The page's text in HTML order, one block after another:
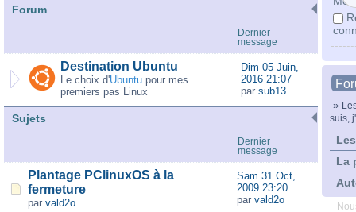
»
suis,
La
Forum
Dernier
message
Destination Ubuntu
Le choix d'Ubuntu pour mes
premiers pas Linux
Dim 05 Juin,
2016 21:07
par sub13
Sujets
Dernier
message
Plantage PClinuxOS à la
fermeture
par vald2o
Sam 31 Oct,
2009 23:20
par vald2o